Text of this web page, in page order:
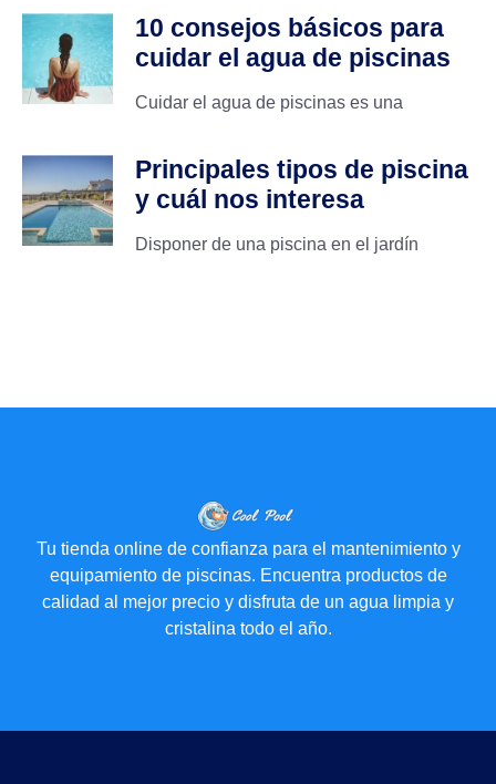
10 consejos básicos para
cuidar el agua de piscinas
Cuidar el agua de piscinas es una
Principales tipos de piscina
y cuál nos interesa
Disponer de una piscina en el jardín
Tu tienda online de confianza para el mantenimiento y
equipamiento de piscinas. Encuentra productos de
calidad al mejor precio y disfruta de un agua limpia y
cristalina todo el año.